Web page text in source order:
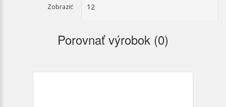
Zobraziť:
Porovnať výrobok (0)